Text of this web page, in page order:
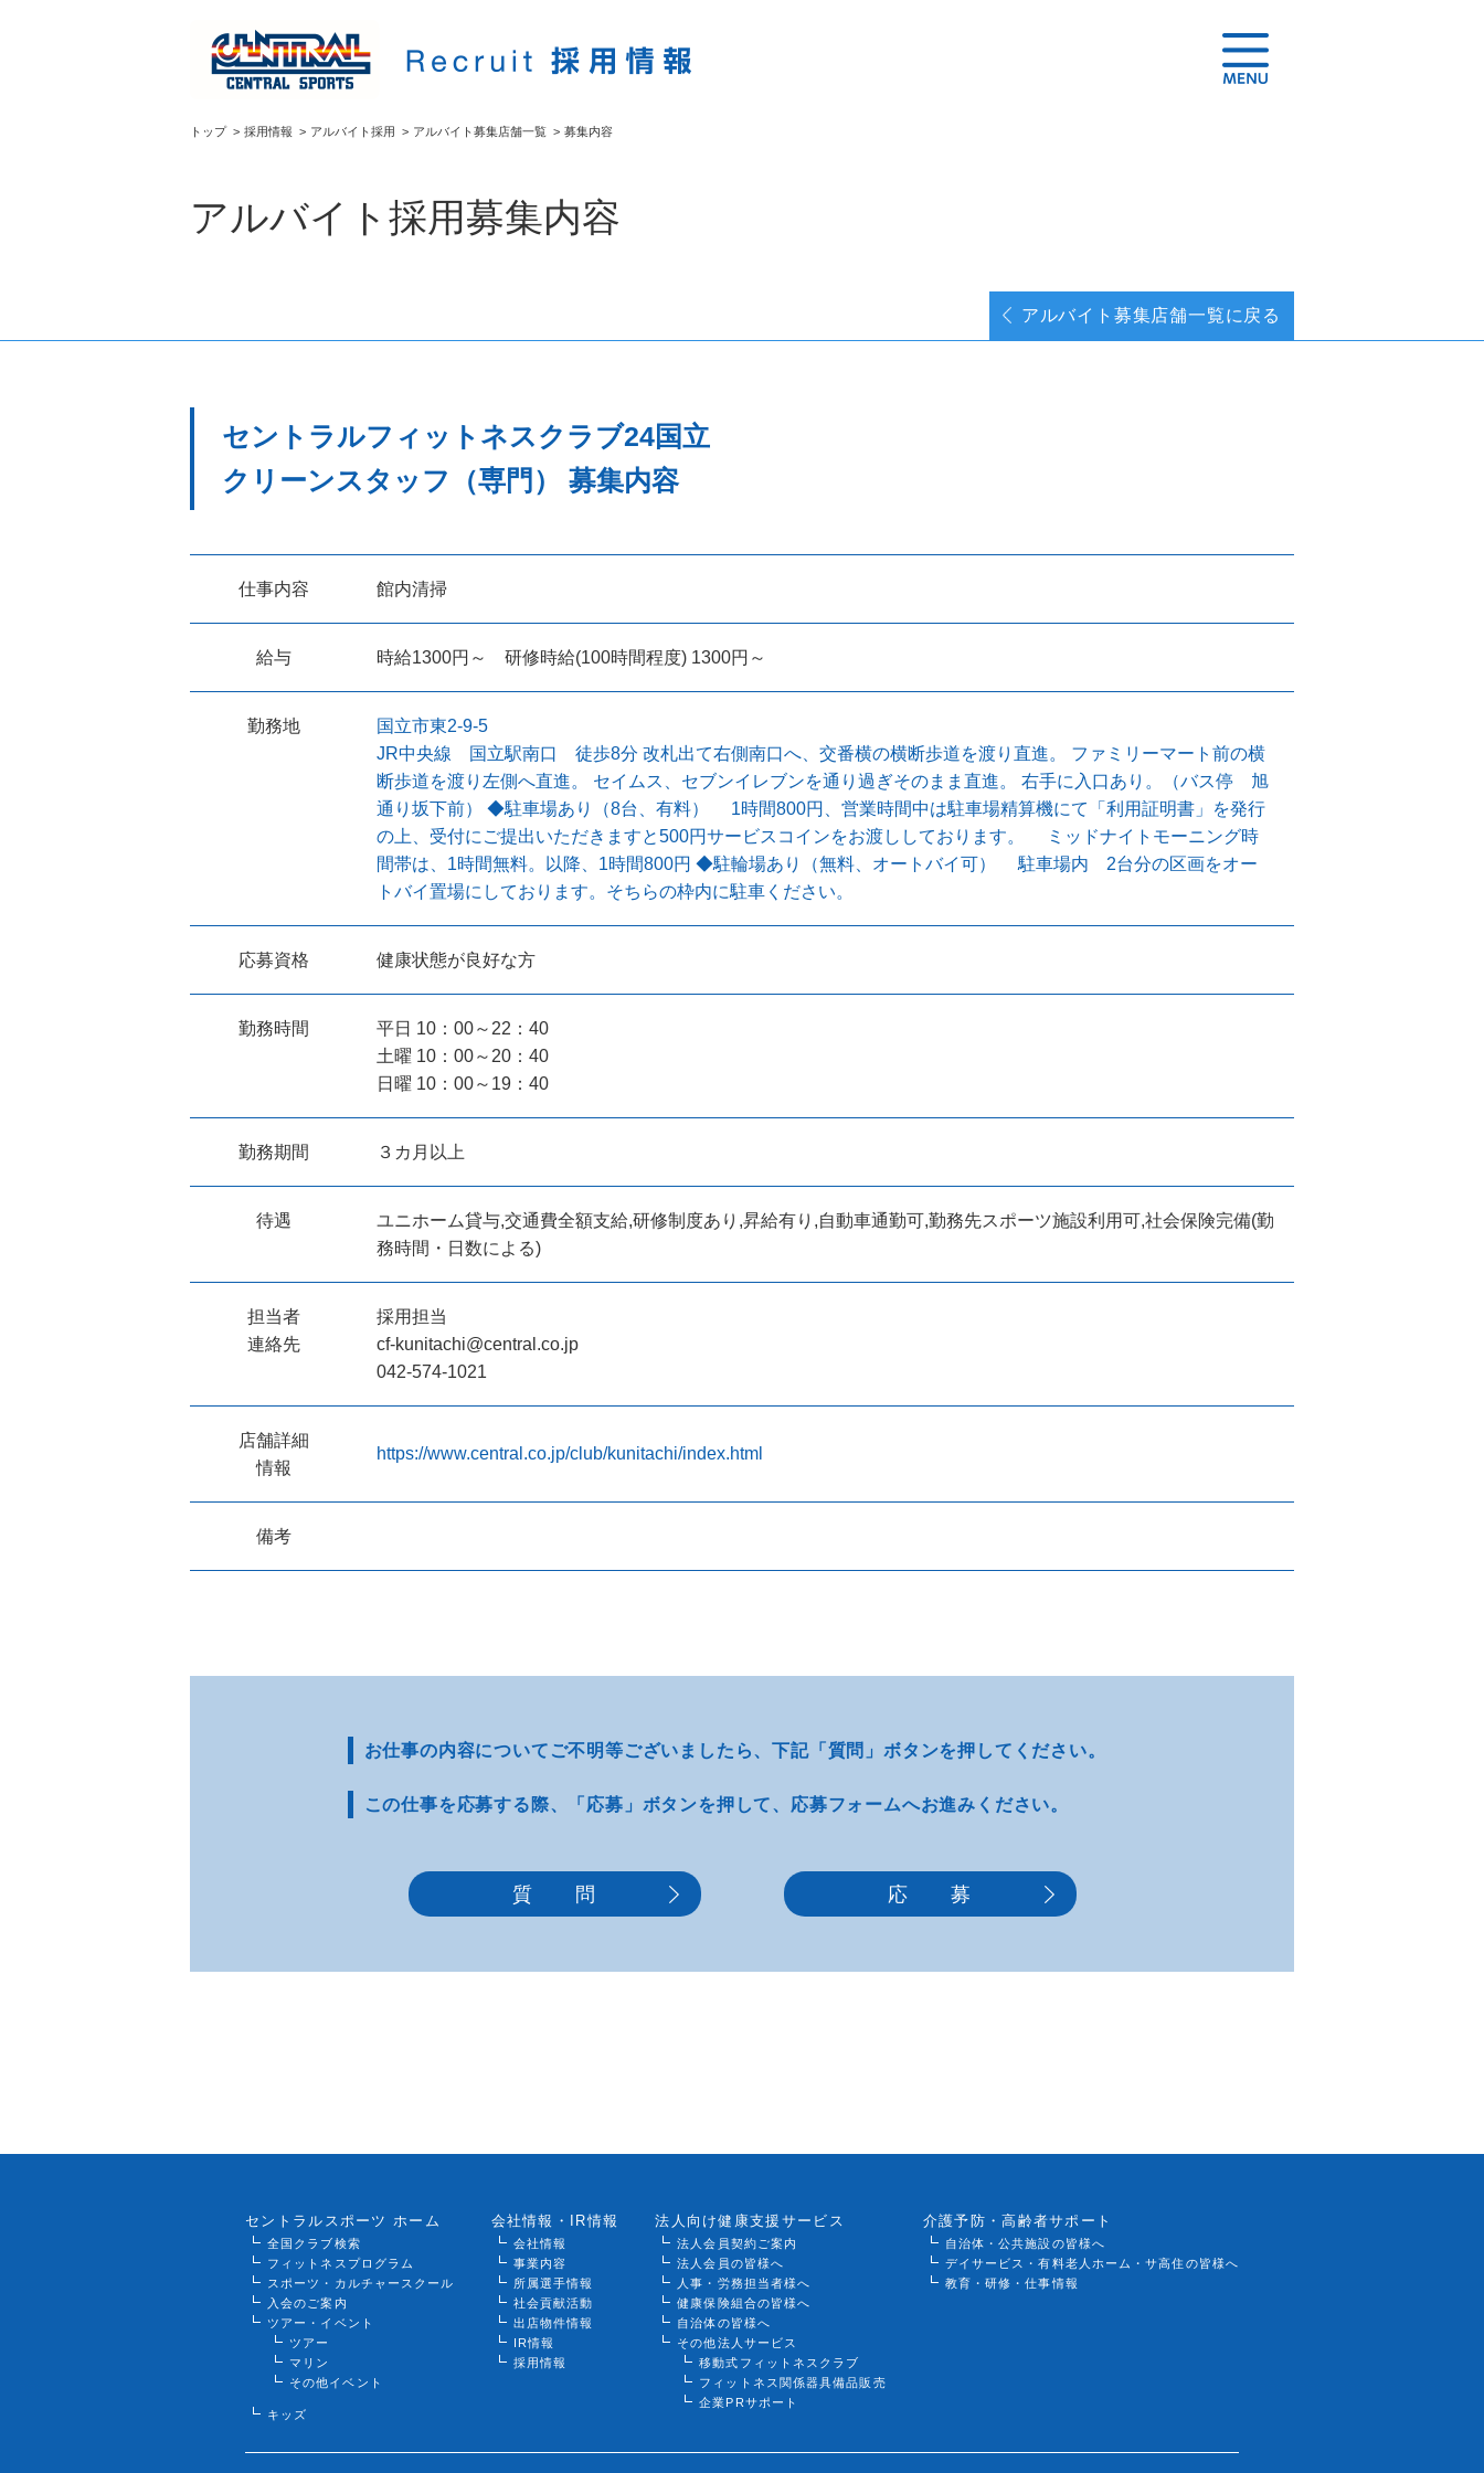
トップ> 採用情報 > アルバイト採用 > アルバイト募集店舗一覧 > 募集内容
アルバイト採用募集内容
アルバイト募集店舗一覧に戻る
セントラルフィットネスクラブ24国立
クリーンスタッフ（専門） 募集内容
仕事内容 館内清掃
給与 時給1300円～ 研修時給(100時間程度) 1300円～
勤務地
国立市東2-9-5
JR中央線 国立駅南口 徒歩8分 改札出て右側南口へ、交番横の横断歩道を渡り直進。 ファミリーマート前の横
断歩道を渡り左側へ直進。 セイムス、セブンイレブンを通り過ぎそのまま直進。 右手に入口あり。（バス停 旭
通り坂下前） ◆駐車場あり（8台、有料） 1時間800円、営業時間中は駐車場精算機にて「利用証明書」を発行
の上、受付にご提出いただきますと500円サービスコインをお渡ししております。 ミッドナイトモーニング時
間帯は、1時間無料。以降、1時間800円 ◆駐輪場あり（無料、オートバイ可） 駐車場内 2台分の区画をオー
トバイ置場にしております。そちらの枠内に駐車ください。
応募資格 健康状態が良好な方
勤務時間
平日 10：00～22：40
土曜 10：00～20：40
日曜 10：00～19：40
勤務期間 ３カ月以上
待遇
ユニホーム貸与,交通費全額支給,研修制度あり,昇給有り,自動車通勤可,勤務先スポーツ施設利用可,社会保険完備(勤
務時間・日数による)
担当者
連絡先
採用担当
cf-kunitachi@central.co.jp
042-574-1021
店舗詳細
情報
https://www.central.co.jp/club/kunitachi/index.html
備考
お仕事の内容についてご不明等ございましたら、下記「質問」ボタンを押してください。
この仕事を応募する際、 「応募」ボタンを押して、 応募フォームへお進みください。
質 問 応 募
セントラルスポーツ ホーム
全国クラブ検索
フィットネスプログラム
スポーツ・カルチャースクール
入会のご案内
ツアー・イベント
ツアー
マリン
その他イベント
キッズ
会社情報・IR情報
会社情報
事業内容
所属選手情報
社会貢献活動
出店物件情報
IR情報
採用情報
法人向け健康支援サービス
法人会員契約ご案内
法人会員の皆様へ
人事・労務担当者様へ
健康保険組合の皆様へ
自治体の皆様へ
その他法人サービス
移動式フィットネスクラブ
フィットネス関係器具備品販売
企業PRサポート
介護予防・高齢者サポート
自治体・公共施設の皆様へ
デイサービス・有料老人ホーム・サ高住の皆様へ
教育・研修・仕事情報